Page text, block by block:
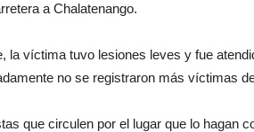
a Chalatenango.
la víctima tuvo lesiones leves y fue
no se registraron más víctimas
que circulen por el lugar que lo hagan